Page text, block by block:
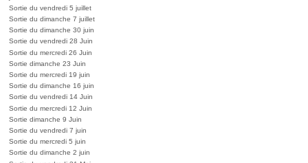
Sortie du vendredi 5 juillet
Sortie du dimanche 7 juillet
Sortie du dimanche 30 juin
Sortie du vendredi 28 Juin
Sortie du mercredi 26 Juin
Sortie dimanche 23 Juin
Sortie du mercredi 19 juin
Sortie du dimanche 16 juin
Sortie du vendredi 14 Juin
Sortie du mercredi 12 Juin
Sortie dimanche 9 Juin
Sortie du vendredi 7 juin
Sortie du mercredi 5 juin
Sortie du dimanche 2 juin